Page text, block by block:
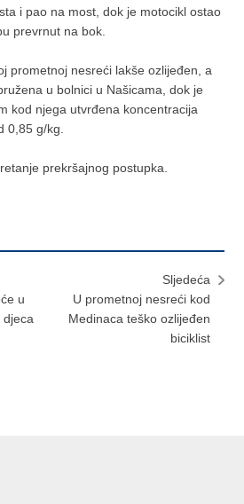
i pao na most, dok je motocikl ostao
prevrnut na bok.
prometnoj nesreći lakše ozlijeđen, a
u bolnici u Našicama, dok je
kod njega utvrđena koncentracija
0,85 g/kg.
prekršajnog postupka.
u
djeca
Sljedeća
U prometnoj nesreći kod
Medinaca teško ozlijeđen
biciklist